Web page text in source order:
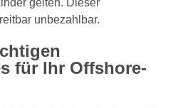
gelten. Dieser
unbezahlbar.
für Ihr Offshore-